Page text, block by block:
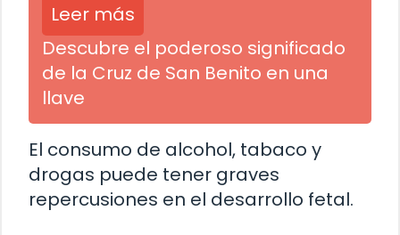
Leer más
Descubre el poderoso significado
de la Cruz de San Benito en una
llave
El consumo de alcohol, tabaco y
drogas puede tener graves
repercusiones en el desarrollo fetal.